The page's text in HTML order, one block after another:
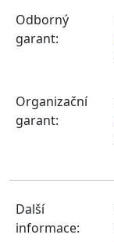
Odborný
garant:
Organizační
garant:
Další
informace: